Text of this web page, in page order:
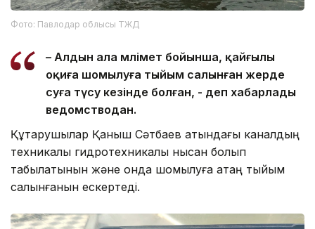
Фото: Павлодар облысы ТЖД
– Алдын ала мәлімет бойынша, қайғылы
оқиға шомылуға тыйым салынған жерде
суға түсу кезінде болған, - деп хабарлады
ведомстводан.
Құтқарушылар Қаныш Сәтбаев атындағы каналдың
техникалық гидротехникалық нысан болып
табылатынын және онда шомылуға қатаң тыйым
салынғанын ескертеді.